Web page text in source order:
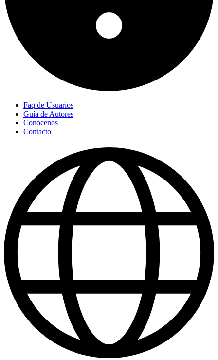
Faq de Usuarios
Guía de Autores
Conócenos
Contacto